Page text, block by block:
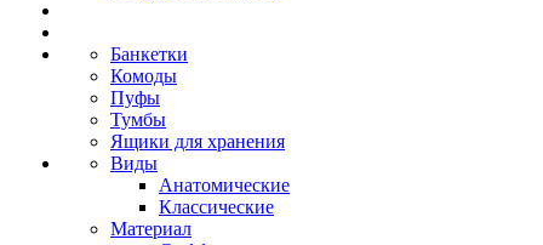
Банкетки
Комоды
Пуфы
Тумбы
Ящики для хранения
Виды
Анатомические
Классические
Материал